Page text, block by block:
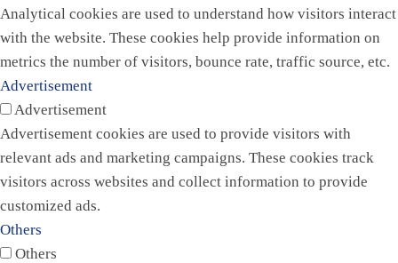
Analytical cookies are used to understand how visitors interact
with the website. These cookies help provide information on
metrics the number of visitors, bounce rate, traffic source, etc.
Advertisement
Advertisement
Advertisement cookies are used to provide visitors with
relevant ads and marketing campaigns. These cookies track
visitors across websites and collect information to provide
customized ads.
Others
Others